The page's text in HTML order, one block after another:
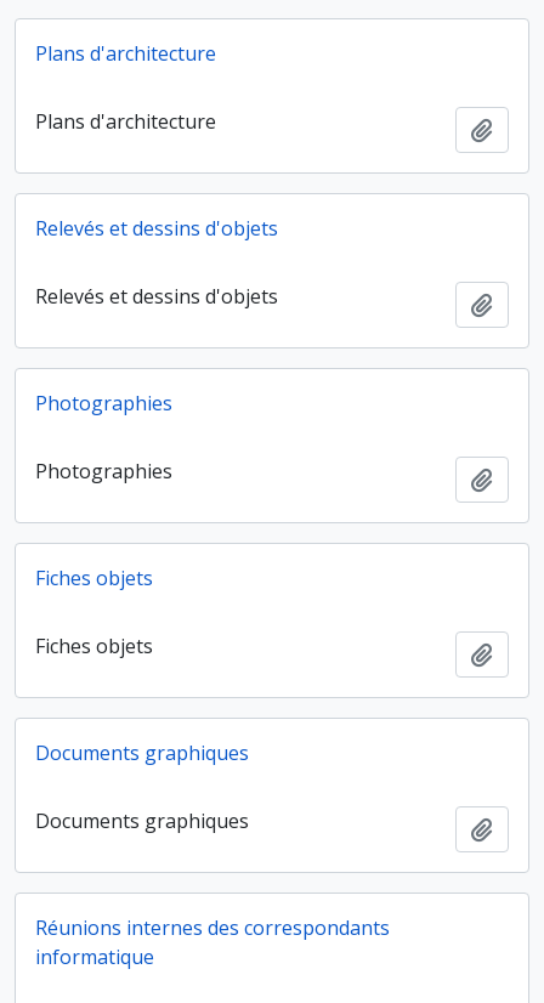
Plans d'architecture
Plans d'architecture
Relevés et dessins d'objets
Relevés et dessins d'objets
Photographies
Photographies
Fiches objets
Fiches objets
Documents graphiques
Documents graphiques
Réunions internes des correspondants
informatique